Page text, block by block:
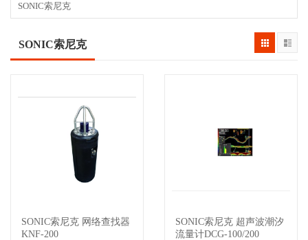
SONIC索尼克
SONIC索尼克
查看详情
SONIC索尼克 网络查找器
KNF-200
查看详情
SONIC索尼克 超声波潮汐
流量计DCG-100/200